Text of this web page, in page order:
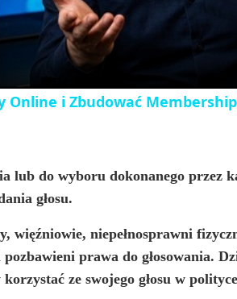
a
y
i
d
e
Online i Zbudować
lub do wyboru dokonanego przez
głosu.
niepełnosprawni
prawa do głosowania.
ze swojego głosu w